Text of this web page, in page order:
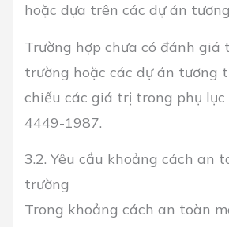
hoặc dựa trên các dự án
Trường hợp chưa có đánh giá
trường hoặc các dự án tương
chiếu các giá trị trong phụ lục
4449-1987.
3.2. Yêu cầu khoảng cách an
trường
Trong khoảng cách an toàn